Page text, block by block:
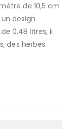
de 10,5 cm
design
0,48 litres, il
des herbes